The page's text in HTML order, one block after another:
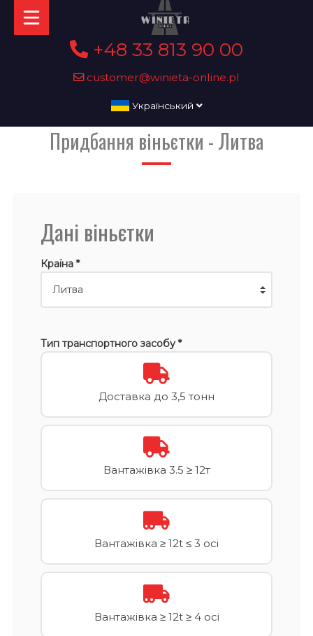
+48 33 813 90 00
customer@winieta-online.pl
Український
Придбання віньєтки - Литва
Дані віньєтки
Країна *
Тип транспортного засобу *
Доставка до 3,5 тонн
Вантажівка 3.5 ≥ 12т
Вантажівка ≥ 12t ≤ 3 осі
Вантажівка ≥ 12t ≥ 4 осі